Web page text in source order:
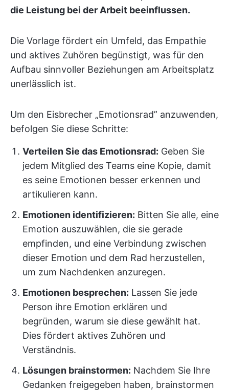
die Leistung bei der Arbeit beeinflussen.
Die Vorlage fördert ein Umfeld, das Empathie
und aktives Zuhören begünstigt, was für den
Aufbau sinnvoller Beziehungen am Arbeitsplatz
unerlässlich ist.
Um den Eisbrecher „Emotionsrad” anzuwenden,
befolgen Sie diese Schritte:
Verteilen Sie das Emotionsrad: Geben Sie
jedem Mitglied des Teams eine Kopie, damit
es seine Emotionen besser erkennen und
artikulieren kann.
Emotionen identifizieren: Bitten Sie alle, eine
Emotion auszuwählen, die sie gerade
empfinden, und eine Verbindung zwischen
dieser Emotion und dem Rad herzustellen,
um zum Nachdenken anzuregen.
Emotionen besprechen: Lassen Sie jede
Person ihre Emotion erklären und
begründen, warum sie diese gewählt hat.
Dies fördert aktives Zuhören und
Verständnis.
Lösungen brainstormen: Nachdem Sie Ihre
Gedanken freigegeben haben, brainstormen